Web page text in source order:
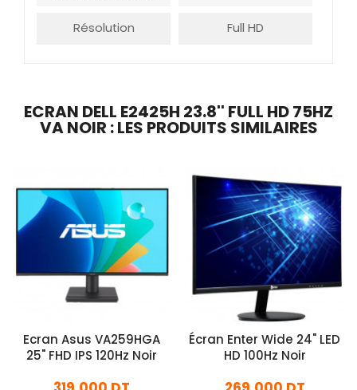
Résolution Full HD
ECRAN DELL E2425H 23.8'' FULL HD 75HZ
VA NOIR : LES PRODUITS SIMILAIRES
Ecran Asus VA259HGA
25" FHD IPS 120Hz Noir
Écran Enter Wide 24" LED
HD 100Hz Noir